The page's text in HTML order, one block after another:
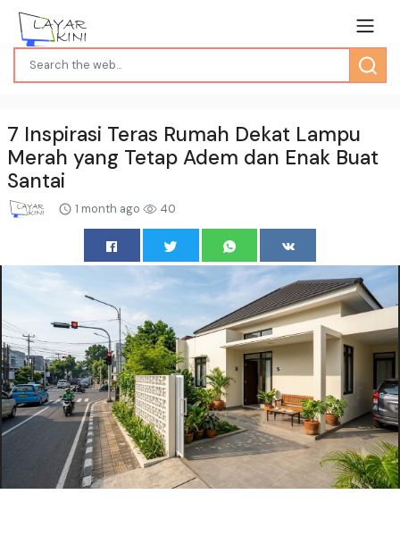
7 Inspirasi Teras Rumah Dekat Lampu
Merah yang Tetap Adem dan Enak Buat
Santai
1 month ago 40